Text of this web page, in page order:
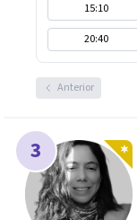
15:10
20:40
Anterior
3